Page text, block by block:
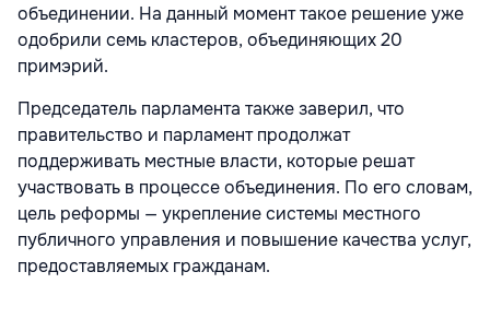
объединении. На данный момент такое решение уже
одобрили семь кластеров, объединяющих 20
примэрий.
Председатель парламента также заверил, что
правительство и парламент продолжат
поддерживать местные власти, которые решат
участвовать в процессе объединения. По его словам,
цель реформы — укрепление системы местного
публичного управления и повышение качества услуг,
предоставляемых гражданам.